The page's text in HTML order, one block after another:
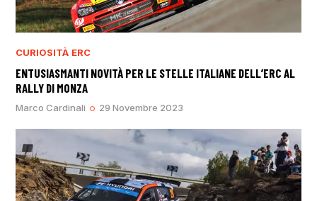
CURIOSITÀ ERC
ENTUSIASMANTI NOVITÀ PER LE STELLE ITALIANE DELL’ERC AL
RALLY DI MONZA
Marco Cardinali 29 Novembre 2023